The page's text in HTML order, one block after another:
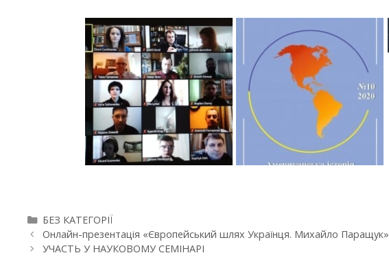
БЕЗ КАТЕГОРІЇ
Онлайн-презентація «Європейський шлях Українця. Михайло Паращук»
УЧАСТЬ У НАУКОВОМУ СЕМІНАРІ